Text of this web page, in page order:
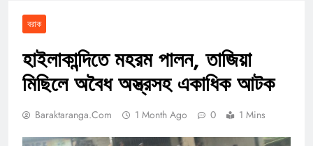
বরাক
হাইলাকান্দিতে মহরম পালন, তাজিয়া
মিছিলে অবৈধ অস্ত্রসহ একাধিক আটক
Baraktaranga.com 1 Month Ago 0 1 Mins